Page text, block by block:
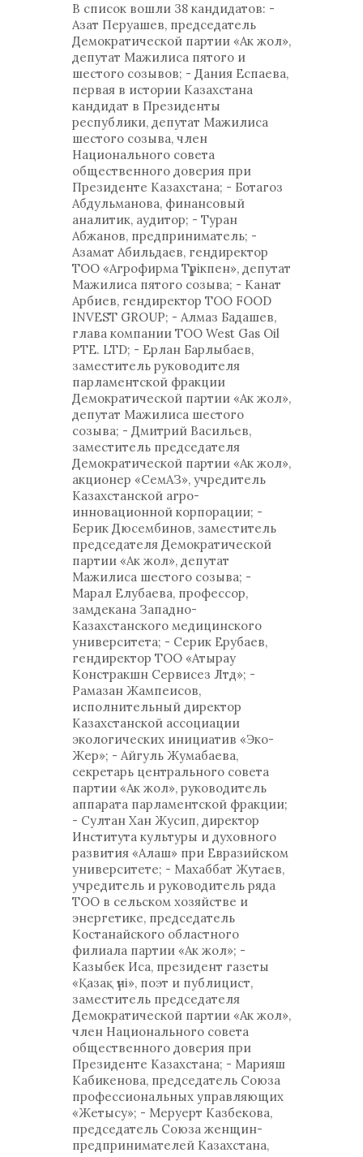
В список вошли 38 кандидатов: -
Азат Перуашев, председатель
Демократической партии «Ак жол»,
депутат Мажилиса пятого и
шестого созывов; - Дания Еспаева,
первая в истории Казахстана
кандидат в Президенты
республики, депутат Мажилиса
шестого созыва, член
Национального совета
общественного доверия при
Президенте Казахстана; - Ботагоз
Абдульманова, финансовый
аналитик, аудитор; - Туран
Абжанов, предприниматель; -
Азамат Абильдаев, гендиректор
ТОО «Агрофирма Түрікпен», депутат
Мажилиса пятого созыва; - Канат
Арбиев, гендиректор ТОО FOOD
INVEST GROUP; - Алмаз Бадашев,
глава компании ТОО West Gas Oil
РТЕ. LTD; - Ерлан Барлыбаев,
заместитель руководителя
парламентской фракции
Демократической партии «Ак жол»,
депутат Мажилиса шестого
созыва; - Дмитрий Васильев,
заместитель председателя
Демократической партии «Ак жол»,
акционер «СемАЗ», учредитель
Казахстанской агро-
инновационной корпорации; -
Берик Дюсембинов, заместитель
председателя Демократической
партии «Ак жол», депутат
Мажилиса шестого созыва; -
Марал Елубаева, профессор,
замдекана Западно-
Казахстанского медицинского
университета; - Серик Ерубаев,
гендиректор ТОО «Атырау
Констракшн Сервисез Лтд»; -
Рамазан Жампеисов,
исполнительный директор
Казахстанской ассоциации
экологических инициатив «Эко-
Жер»; - Айгуль Жумабаева,
секретарь центрального совета
партии «Ак жол», руководитель
аппарата парламентской фракции;
- Султан Хан Жусип, директор
Института культуры и духовного
развития «Алаш» при Евразийском
университете; - Махаббат Жутаев,
учредитель и руководитель ряда
ТОО в сельском хозяйстве и
энергетике, председатель
Костанайского областного
филиала партии «Ак жол»; -
Казыбек Иса, президент газеты
«Қазақ үні», поэт и публицист,
заместитель председателя
Демократической партии «Ак жол»,
член Национального совета
общественного доверия при
Президенте Казахстана; - Марияш
Кабикенова, председатель Союза
профессиональных управляющих
«Жетысу»; - Меруерт Казбекова,
председатель Союза женщин-
предпринимателей Казахстана,